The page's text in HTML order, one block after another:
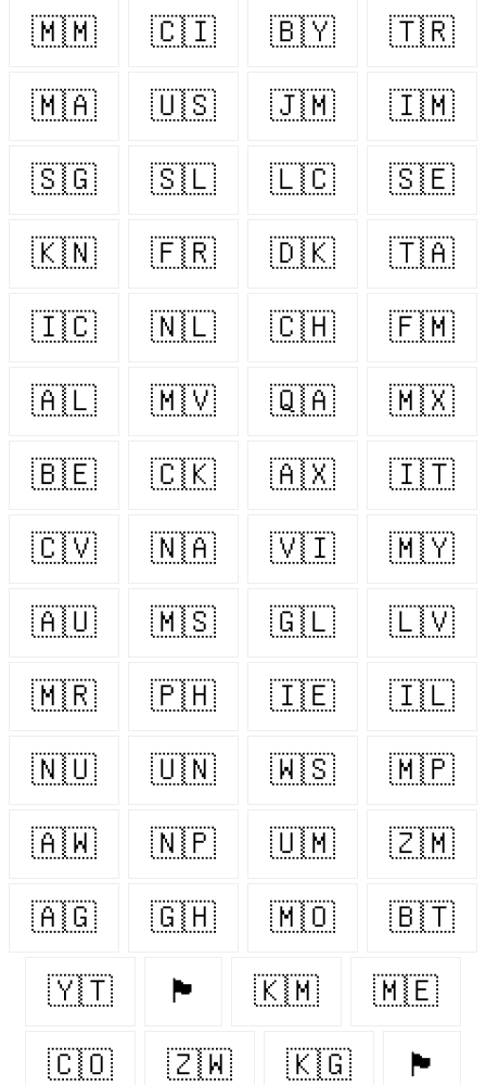
🇲🇲 🇨🇮 🇧🇾 🇹🇷
🇲🇦 🇺🇸 🇯🇲 🇮🇲
🇸🇬 🇸🇱 🇱🇨 🇸🇪
🇰🇳 🇫🇷 🇩🇰 🇹🇦
🇮🇨 🇳🇱 🇨🇭 🇫🇲
🇦🇱 🇲🇻 🇶🇦 🇲🇽
🇧🇪 🇨🇰 🇦🇽 🇮🇹
🇨🇻 🇳🇦 🇻🇮 🇲🇾
🇦🇺 🇲🇸 🇬🇱 🇱🇻
🇲🇷 🇵🇭 🇮🇪 🇮🇱
🇳🇺 🇺🇳 🇼🇸 🇲🇵
🇦🇼 🇳🇵 🇺🇲 🇿🇲
🇦🇬 🇬🇭 🇲🇴 🇧🇹
🇾🇹 🏴󠁧󠁢󠁥󠁮󠁧󠁿 🇰🇲 🇲🇪
🇨🇴 🇿🇼 🇰🇬 🏴󠁧󠁢󠁳󠁣󠁴󠁿